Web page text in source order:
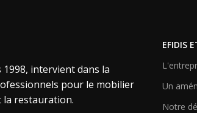
intervient dans la
pour le mobilier
la restauration.
EFIDIS
Un
Notre